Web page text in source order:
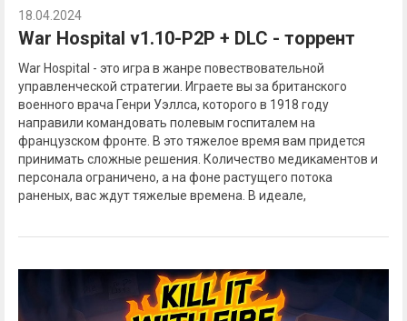
18.04.2024
War Hospital v1.10-P2P + DLC - торрент
War Hospital - это игра в жанре повествовательной
управленческой стратегии. Играете вы за британского
военного врача Генри Уэллса, которого в 1918 году
направили командовать полевым госпиталем на
французском фронте. В это тяжелое время вам придется
принимать сложные решения. Количество медикаментов и
персонала ограничено, а на фоне растущего потока
раненых, вас ждут тяжелые времена. В идеале,